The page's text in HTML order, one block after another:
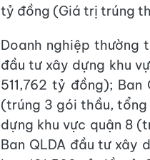
tỷ đồng (Giá trị trúng
Doanh nghiệp thường
đầu tư xây dựng khu
511,762 tỷ đồng);
(trúng 3 gói thầu, tổng
dựng khu vực quận 8
Ban QLDA đầu tư xây